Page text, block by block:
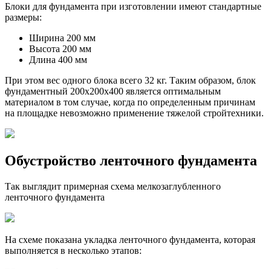
Блоки для фундамента при изготовлении имеют стандартные
размеры:
Ширина 200 мм
Высота 200 мм
Длина 400 мм
При этом вес одного блока всего 32 кг. Таким образом, блок
фундаментный 200х200х400 является оптимальным
материалом в том случае, когда по определенным причинам
на площадке невозможно применение тяжелой стройтехники.
Обустройство ленточного фундамента
Так выглядит примерная схема мелкозаглубленного
ленточного фундамента
На схеме показана укладка ленточного фундамента, которая
выполняется в несколько этапов: